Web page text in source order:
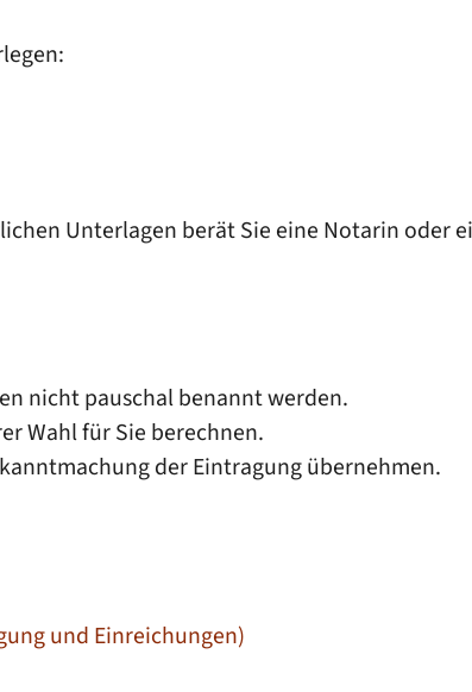
Unterlagen berät Sie eine Notarin oder
nicht pauschal benannt werden.
Wahl für Sie berechnen.
der Eintragung übernehmen.
und Einreichungen)